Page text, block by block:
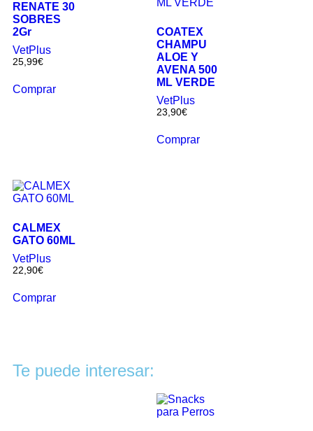
RENATE 30
SOBRES
2Gr
VetPlus
25,99€
Comprar
COATEX
CHAMPU
ALOE Y
AVENA 500
ML VERDE
VetPlus
23,90€
Comprar
CALMEX
GATO 60ML
VetPlus
22,90€
Comprar
Te puede interesar: